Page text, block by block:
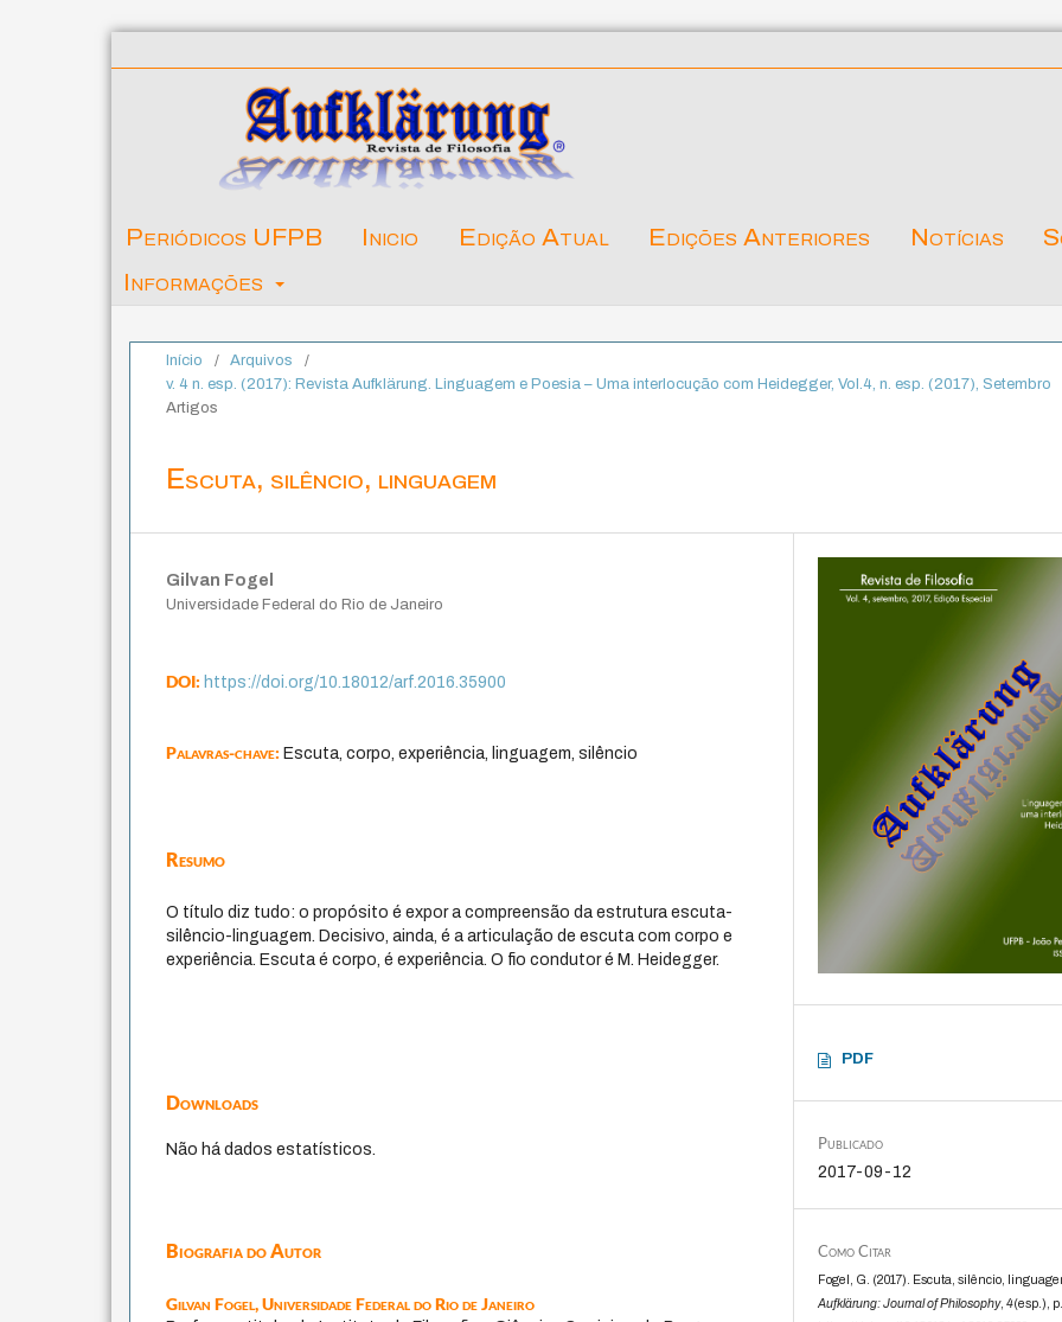
Periódicos UFPB Inicio Edição Atual Edições Anteriores Notícias
Informações
Início / Arquivos
/
v. 4 n. esp. (2017): Revista Aufklärung. Linguagem e Poesia – Uma interlocução com Heidegger, Vol.4, n. esp. (2017), Setembro
Artigos
Escuta, silêncio, linguagem
Gilvan Fogel
Universidade Federal do Rio de Janeiro
DOI:https://doi.org/10.18012/arf.2016.35900
Palavras-chave:Escuta, corpo, experiência, linguagem, silêncio
Resumo
O título diz tudo: o propósito é expor a compreensão da estrutura escuta-
silêncio-linguagem. Decisivo, ainda, é a articulação de escuta com corpo e
experiência. Escuta é corpo, é experiência. O fio condutor é M. Heidegger.
Downloads
Não há dados estatísticos.
Biografia do Autor
Gilvan Fogel,Universidade Federal do Rio de Janeiro
PDF
Publicado
2017-09-12
Como Citar
Fogel, G. (2017). Escuta, silêncio,
Aufklärung: Journal of Philosophy,4(esp.),